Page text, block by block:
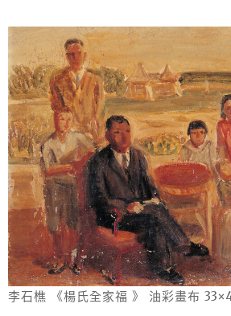
李石樵 《楊氏全家福 》 油彩畫布